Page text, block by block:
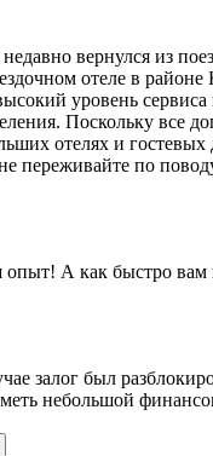
вернулся из
отеле в
уровень
Поскольку все
отелях и
переживайте по
А как быстро вам
залог был
небольшой